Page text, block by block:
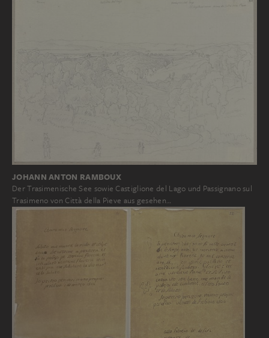
JOHANN ANTON RAMBOUX
Der Trasimenische See sowie Castiglione del Lago und Passignano sul
Trasimeno von Città della Pieve aus gesehen…